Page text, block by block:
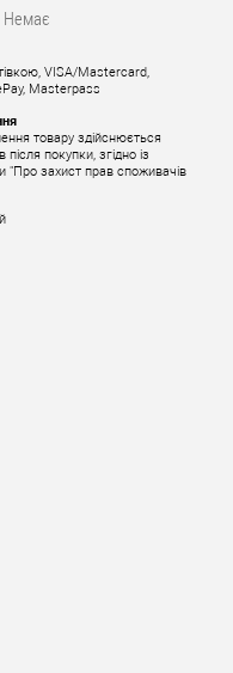
Немає
VISA/Mastercard,
Masterpass
товару здійснюється
після покупки, згідно із
"Про захист прав споживачів